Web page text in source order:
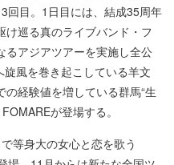
回目。1日目には、結成35周年
け巡る真のライブバンド・フ
るアジアツアーを実施し全公
風を巻き起こしている羊文
経験値を増している群馬“生
が登場する。
等身大の女心と恋を歌う